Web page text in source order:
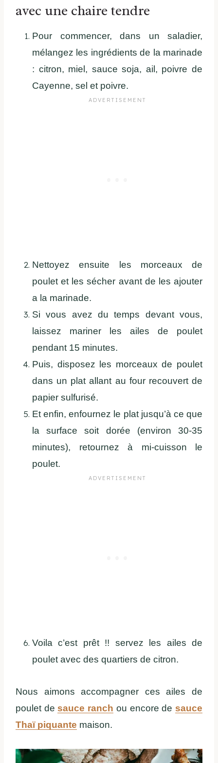
avec une chaire tendre
Pour commencer, dans un saladier,
mélangez les ingrédients de la marinade
: citron, miel, sauce soja, ail, poivre de
Cayenne, sel et poivre.
Nettoyez ensuite les morceaux de
poulet et les sécher avant de les ajouter
a la marinade.
Si vous avez du temps devant vous,
laissez mariner les ailes de poulet
pendant 15 minutes.
Puis, disposez les morceaux de poulet
dans un plat allant au four recouvert de
papier sulfurisé.
Et enfin, enfournez le plat jusqu’à ce que
la surface soit dorée (environ 30-35
minutes), retournez à mi-cuisson le
poulet.
Voila c’est prêt !! servez les ailes de
poulet avec des quartiers de citron.
Nous aimons accompagner ces ailes de
poulet desauce ranch ou encore desauce
Thaï piquante maison.